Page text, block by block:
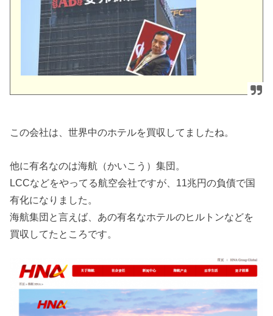
この会社は、世界中のホテルを買収してましたね。
他に有名なのは海航（かいこう）集団。
LCCなどをやってる航空会社ですが、11兆円の負債で国
有化になりました。
海航集団と言えば、あの有名なホテルのヒルトンなどを
買収してたところです。